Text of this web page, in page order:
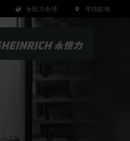
永恒力全球 寻找驻地